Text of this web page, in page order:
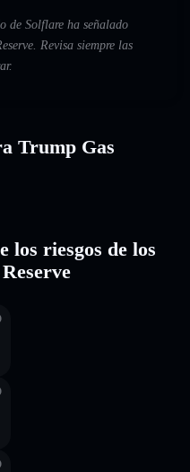
de Solflare ha señalado
Revisa siempre las
Trump Gas
los riesgos de los